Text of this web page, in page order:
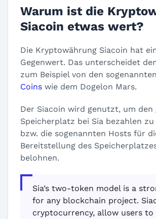
Warum ist die
Siacoin etwas wert?
Die Kryptowährung Siacoin hat
Gegenwert. Das unterscheidet
zum Beispiel von den sogenannten
Coins wie dem Dogelon Mars.
Der Siacoin wird genutzt, um den
Speicherplatz bei Sia bezahlen
bzw. die sogenannten Hosts für
Bereitstellung des
belohnen.
Sia’s two-token model is a
for any blockchain project.
cryptocurrency, allow users